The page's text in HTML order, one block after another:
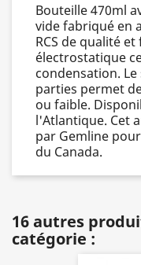
Bouteille 470ml
vide fabriqué en
RCS de qualité
électrostatique
condensation.
parties permet
ou faible.
l'Atlantique. Cet
par Gemline
du Canada.
16 autres
catégorie :